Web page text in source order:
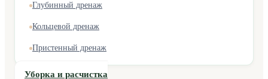
Глубинный дренаж
Кольцевой дренаж
Пристенный дренаж
Уборка и расчистка